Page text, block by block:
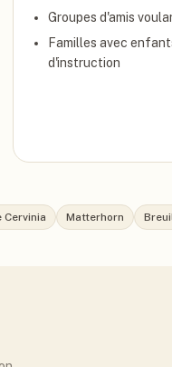
Groupes d'amis
Familles avec
d'instruction
Cervinia Matterhorn